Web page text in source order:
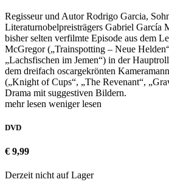
Regisseur und Autor Rodrigo Garcia,
Literaturnobelpreisträgers Gabriel García
bisher selten verfilmte Episode aus dem
McGregor („Trainspotting – Neue
„Lachsfischen im Jemen“) in der
dem dreifach oscargekrönten
(„Knight of Cups“, „The Revenant“,
Drama mit suggestiven Bildern.
mehr lesen weniger lesen
DVD
€ 9,99
Derzeit nicht auf Lager